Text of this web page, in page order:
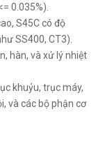
0.035%).
S45C có độ
SS400, CT3).
hàn, và xử lý nhiệt
khuỷu, trục máy,
và các bộ phận cơ